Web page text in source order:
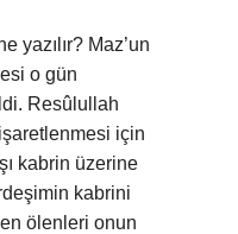
yazılır? Maz’un
o gün
Resûlullah
için
kabrin üzerine
kabrini
ölenleri onun